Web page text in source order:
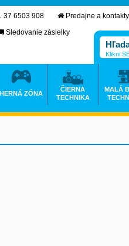
37 6503 908
Predajne a kontakty
Sledovanie zásielky
Klikni
HERNÁ ZÓNA
ČIERNA
TECHNIKA
MALÁ